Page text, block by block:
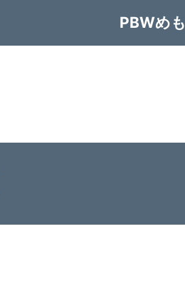
PBWめも